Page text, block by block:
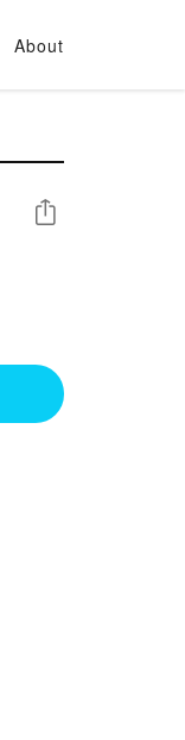
About
Share